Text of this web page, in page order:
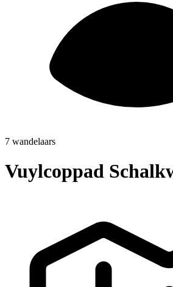
7 wandelaars
Vuylcoppad